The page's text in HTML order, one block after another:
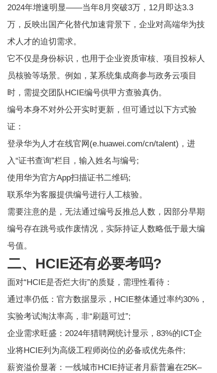
2024年增速明显——当年8月突破3万，12月即达3.3
万，反映出国产化替代加速背景下，企业对高端华为技
术人才的迫切需求。
它不仅是身份标识，也用于企业资质审核、项目投标人
员核验等场景。例如，某系统集成商参与政务云项目
时，需提交团队HCIE编号供甲方查验真伪。
编号本身不对外公开实时更新，但可通过以下方式验
证：
登录华为人才在线官网(e.huawei.com/cn/talent)，进
入“证书查询”栏目，输入姓名与编号;
使用华为官方App扫描证书二维码;
联系华为客服提供编号进行人工核验。
需要注意的是，无法通过编号反推总人数，因部分早期
编号存在跳号或作废情况，实际持证人数略低于最大编
号值。
二、HCIE还有必要考吗?
面对“HCIE是否烂大街”的质疑，需理性看待：
通过率仍低：官方数据显示，HCIE整体通过率约30%，
实验考试淘汰率高，非“刷题可过”;
企业需求旺盛：2024年猎聘网统计显示，83%的ICT企
业将HCIE列为高级工程师岗位的必备或优先条件;
薪资溢价显著：一线城市HCIE持证者月薪普遍在25K–